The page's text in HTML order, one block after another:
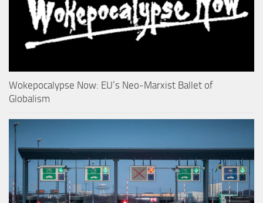
Wokepocalypse Now: EU’s Neo-Marxist Ballet of
Globalism